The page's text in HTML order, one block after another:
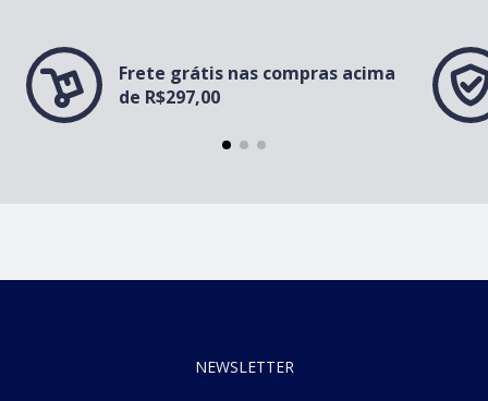
Frete grátis nas compras acima
de R$297,00
NEWSLETTER